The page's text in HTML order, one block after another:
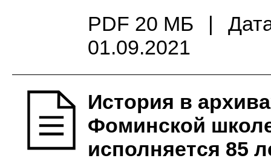
PDF 20 МБ
|
01.09.2021
История в
Фоминской
исполняется 85